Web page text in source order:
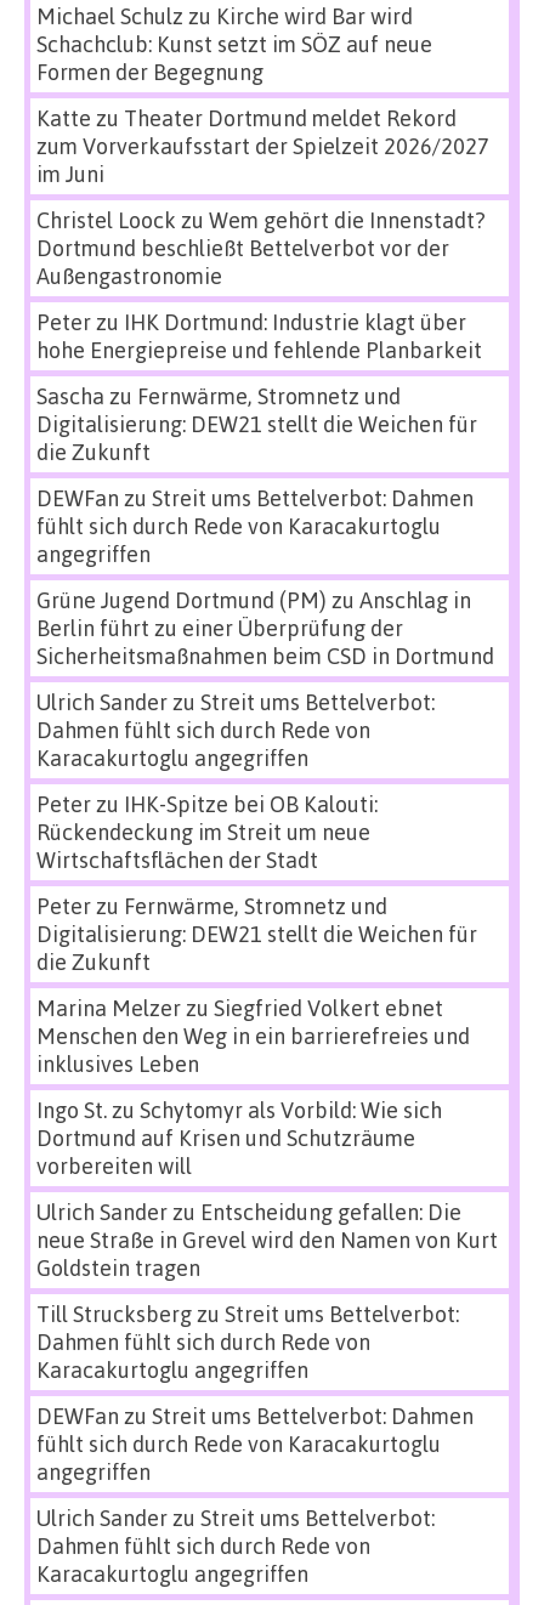
Michael Schulz zu Kirche wird Bar wird
Schachclub: Kunst setzt im SÖZ auf neue
Formen der Begegnung
Katte zu Theater Dortmund meldet Rekord
zum Vorverkaufsstart der Spielzeit 2026/2027
im Juni
Christel Loock zu Wem gehört die Innenstadt?
Dortmund beschließt Bettelverbot vor der
Außengastronomie
Peterzu IHK Dortmund: Industrie klagt über
hohe Energiepreise und fehlende Planbarkeit
Sascha zu Fernwärme, Stromnetz und
Digitalisierung: DEW21 stellt die Weichen für
die Zukunft
DEWFan zu Streit ums Bettelverbot: Dahmen
fühlt sich durch Rede von Karacakurtoglu
angegriffen
Grüne Jugend Dortmund (PM) zu Anschlag in
Berlin führt zu einer Überprüfung der
Sicherheitsmaßnahmen beim CSD in Dortmund
Ulrich Sanderzu Streit ums Bettelverbot:
Dahmen fühlt sich durch Rede von
Karacakurtoglu angegriffen
Peterzu IHK-Spitze bei OB Kalouti:
Rückendeckung im Streit um neue
Wirtschaftsflächen der Stadt
Peterzu Fernwärme, Stromnetz und
Digitalisierung: DEW21 stellt die Weichen für
die Zukunft
Marina Melzerzu Siegfried Volkert ebnet
Menschen den Weg in ein barrierefreies und
inklusives Leben
Ingo St.zu Schytomyr als Vorbild: Wie sich
Dortmund auf Krisen und Schutzräume
vorbereiten will
Ulrich Sanderzu Entscheidung gefallen: Die
neue Straße in Grevel wird den Namen von Kurt
Goldstein tragen
Till Strucksbergzu Streit ums Bettelverbot:
Dahmen fühlt sich durch Rede von
Karacakurtoglu angegriffen
DEWFan zu Streit ums Bettelverbot: Dahmen
fühlt sich durch Rede von Karacakurtoglu
angegriffen
Ulrich Sanderzu Streit ums Bettelverbot:
Dahmen fühlt sich durch Rede von
Karacakurtoglu angegriffen